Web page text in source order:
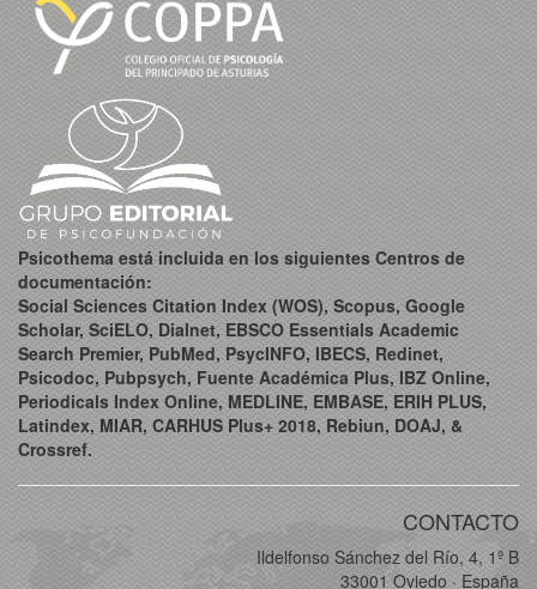
Psicothema está incluida en los siguientes Centros de
documentación:
Social Sciences Citation Index (WOS), Scopus, Google
Scholar, SciELO, Dialnet, EBSCO Essentials Academic
Search Premier, PubMed, PsycINFO, IBECS, Redinet,
Psicodoc, Pubpsych, Fuente Académica Plus, IBZ Online,
Periodicals Index Online, MEDLINE, EMBASE, ERIH PLUS,
Latindex, MIAR, CARHUS Plus+ 2018, Rebiun, DOAJ, &
Crossref.
CONTACTO
Ildelfonso Sánchez del Río, 4, 1º B
33001 Oviedo · España